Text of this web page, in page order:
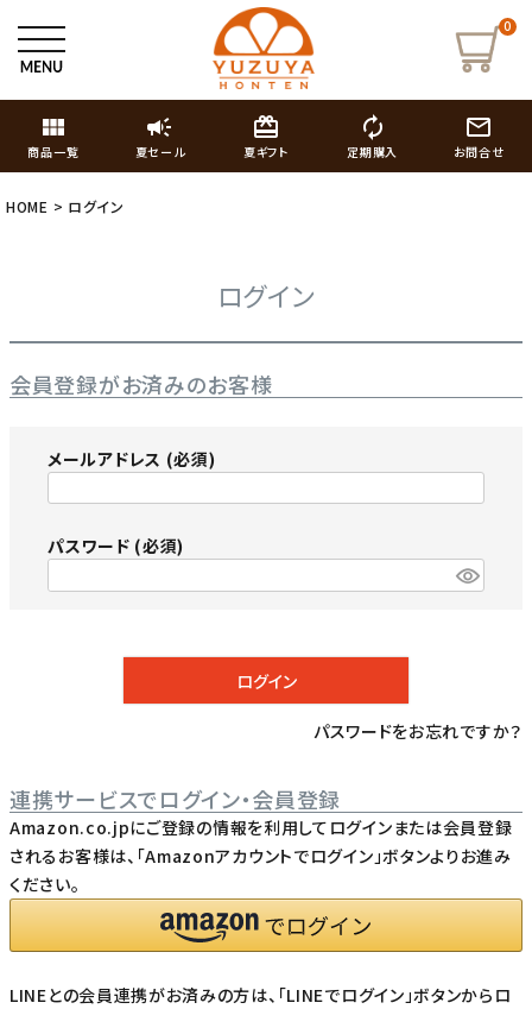
0
view_module
商品一覧
campaign
夏セール
card_giftcard
夏ギフト
autorenew
定期購入
mail_outline
お問合せ
HOME ログイン
ログイン
会員登録がお済みのお客様
メールアドレス (必須)
パスワード (必須)
ログイン
パスワードをお忘れですか？
連携サービスでログイン・会員登録
Amazon.co.jpにご登録の情報を利用してログインまたは会員登録
されるお客様は、「Amazonアカウントでログイン」ボタンよりお進み
ください。
LINEとの会員連携がお済みの方は、「LINEでログイン」ボタンからロ